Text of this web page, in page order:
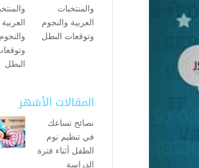
والمنتخبات
العربية والنجوم
وتوقعات البطل
المقالات الأشهر
نصائح تساعك
في تنظيم نوم
الطفل أثناء فترة
الدراسة